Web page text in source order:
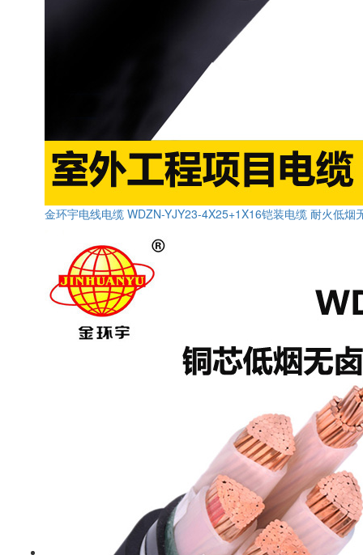
金环宇电线电缆 WDZN-YJY23-4X25+1X16铠装电缆 耐火低烟